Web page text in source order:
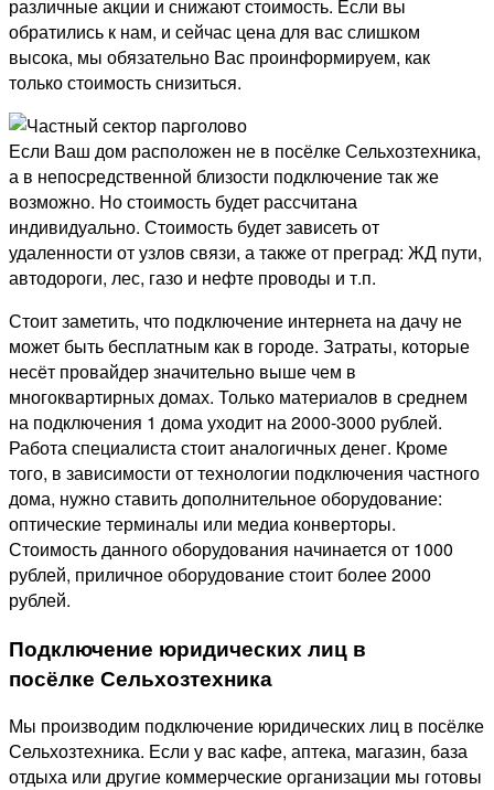
различные акции и снижают стоимость. Если вы
обратились к нам, и сейчас цена для вас слишком
высока, мы обязательно Вас проинформируем, как
только стоимость снизиться.
Если Ваш дом расположен не в посёлке Сельхозтехника,
а в непосредственной близости подключение так же
возможно. Но стоимость будет рассчитана
индивидуально. Стоимость будет зависеть от
удаленности от узлов связи, а также от преград: ЖД пути,
автодороги, лес, газо и нефте проводы и т.п.
Стоит заметить, что подключение интернета на дачу не
может быть бесплатным как в городе. Затраты, которые
несёт провайдер значительно выше чем в
многоквартирных домах. Только материалов в среднем
на подключения 1 дома уходит на 2000-3000 рублей.
Работа специалиста стоит аналогичных денег. Кроме
того, в зависимости от технологии подключения частного
дома, нужно ставить дополнительное оборудование:
оптические терминалы или медиа конверторы.
Стоимость данного оборудования начинается от 1000
рублей, приличное оборудование стоит более 2000
рублей.
Подключение юридических лиц в
посёлке Сельхозтехника
Мы производим подключение юридических лиц в посёлке
Сельхозтехника. Если у вас кафе, аптека, магазин, база
отдыха или другие коммерческие организации мы готовы